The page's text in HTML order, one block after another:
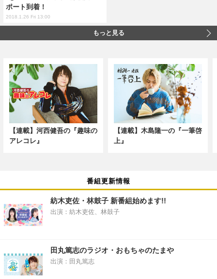
ポート到着！
2018.1.26 Fri 13:00
もっと見る
【連載】河西健吾の『趣味の
アレコレ』
【連載】木島隆一の『一筆啓
上』
番組更新情報
紡木吏佐・林鼓子 新番組始めます!!
出演：紡木吏佐、林鼓子
田丸篤志のラジオ・おもちゃのたまや
出演：田丸篤志